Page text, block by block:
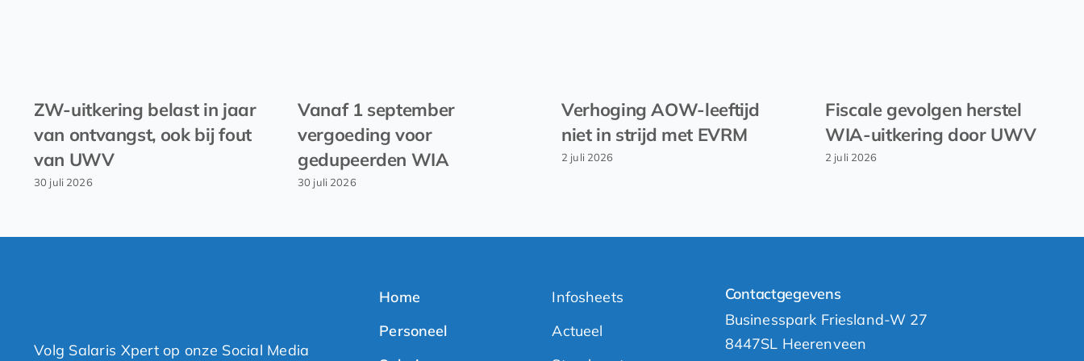
ZW-uitkering belast in jaar
van ontvangst, ook bij fout
van UWV
30 juli 2026
Vanaf 1 september
vergoeding voor
gedupeerden WIA
30 juli 2026
Verhoging AOW-leeftijd
niet in strijd met EVRM
2 juli 2026
Fiscale gevolgen herstel
WIA-uitkering door UWV
2 juli 2026
Volg Salaris Xpert op onze Social Media
Home
Personeel
Infosheets
Actueel
Contactgegevens
Businesspark Friesland-W 27
8447SL Heerenveen